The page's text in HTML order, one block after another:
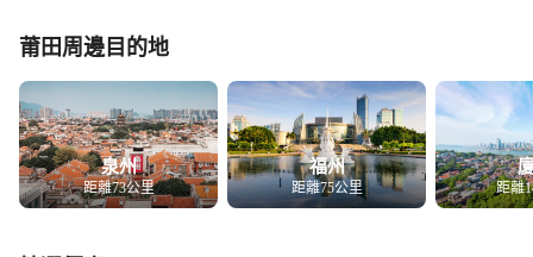
心
店）
莆田周邊目的地
泉州
距離73公里
福州
距離75公里 距離